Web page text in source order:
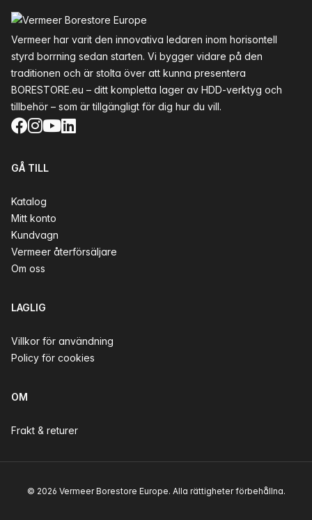
Vermeer har varit den innovativa ledaren inom horisontell
styrd borrning sedan starten. Vi bygger vidare på den
traditionen och är stolta över att kunna presentera
BORESTORE.eu – ditt kompletta lager av HDD-verktyg och
tillbehör – som är tillgängligt för dig hur du vill.
Facebook
Instagram
YouTube
LinkedIn
GÅ TILL
Katalog
Mitt konto
Kundvagn
Vermeer återförsäljare
Om oss
LAGLIG
Villkor för användning
Policy för cookies
OM
Frakt & returer
© 2026 Vermeer Borestore Europe. Alla rättigheter förbehållna.